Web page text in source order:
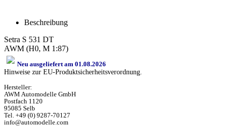
Beschreibung
Setra S 531 DT
AWM (H0, M 1:87)
Neu ausgeliefert am 01.08.2026
Hinweise zur EU-Produktsicherheitsverordnung.
Hersteller:
AWM Automodelle GmbH
Postfach 1120
95085 Selb
Tel. +49 (0) 9287-70127
info@automodelle.com